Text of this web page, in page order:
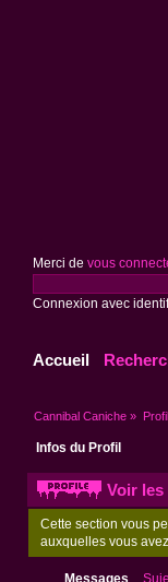
Merci de vous
Connexion avec
Accueil
Cannibal Caniche »
Infos du Profil
Voir
Cette section vous
auxquelles vous
Messages